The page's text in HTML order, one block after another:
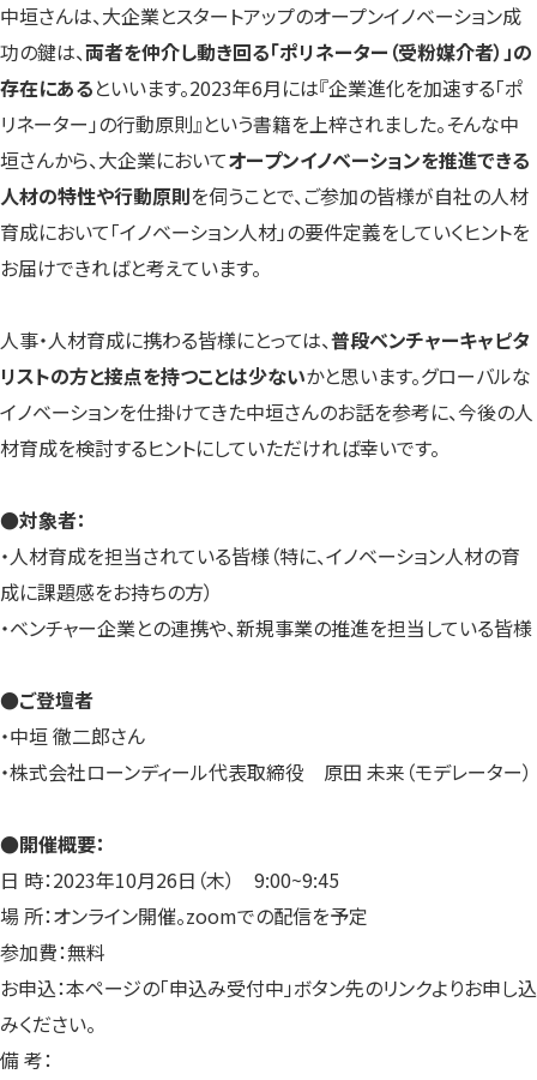
中垣さんは、大企業とスタートアップのオープンイノベーション成
功の鍵は、両者を仲介し動き回る「ポリネーター（受粉媒介者）」の
存在にあるといいます。2023年6月には『企業進化を加速する「ポ
リネーター」の行動原則』という書籍を上梓されました。そんな中
垣さんから、大企業においてオープンイノベーションを推進できる
人材の特性や行動原則を伺うことで、ご参加の皆様が自社の人材
育成において「イノベーション人材」の要件定義をしていくヒントを
お届けできればと考えています。
人事・人材育成に携わる皆様にとっては、普段ベンチャーキャピタ
リストの方と接点を持つことは少ないかと思います。グローバルな
イノベーションを仕掛けてきた中垣さんのお話を参考に、今後の人
材育成を検討するヒントにしていただければ幸いです。
●対象者：
・人材育成を担当されている皆様（特に、イノベーション人材の育
成に課題感をお持ちの方）
・ベンチャー企業との連携や、新規事業の推進を担当している皆様
●ご登壇者
・中垣 徹二郎さん
・株式会社ローンディール代表取締役 原田 未来（モデレーター）
●開催概要：
日 時：2023年10月26日（木） 9:00~9:45
場 所：オンライン開催。zoomでの配信を予定
参加費：無料
お申込：本ページの「申込み受付中」ボタン先のリンクよりお申し込
みください。
備 考：